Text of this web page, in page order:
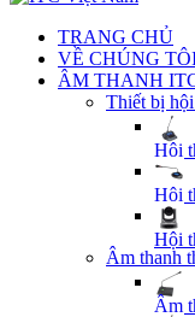
TRANG CHỦ
VỀ CHÚNG
ÂM THANH
Thiết bị
Hội
Hội
Hội
Âm thanh
Âm